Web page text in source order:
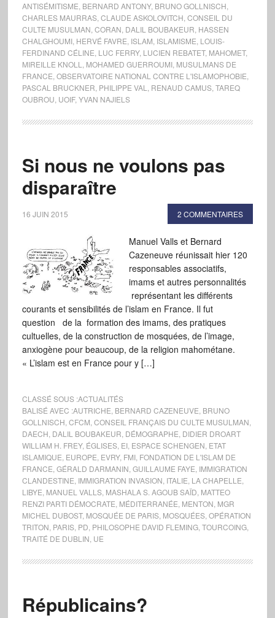
ANTISÉMITISME BERNARD ANTONY, BRUNO GOLLNISCH
CHARLES MAURRAS, CLAUDE ASKOLOVITCH CONSEIL DU
CULTE MUSULMAN CORAN DALIL BOUBAKEUR HASSEN
CHALGHOUMI, HERVÉ FAVRE ISLAM ISLAMISME LOUIS-
FERDINAND CÉLINE LUC FERRY, LUCIEN REBATET, MAHOMET,
MIREILLE KNOLL
MOHAMED GUERROUMI, MUSULMANS DE
FRANCE OBSERVATOIRE NATIONAL CONTRE L'ISLAMOPHOBIE
PASCAL BRUCKNER PHILIPPE VAL RENAUD CAMUS, TAREQ
OUBROU UOIF, YVAN NAJIELS
Si nous ne voulons pas
disparaître
16 JUIN 2015 2 COMMENTAIRES
Manuel Valls et Bernard
Cazeneuve réunissait hier 120
responsables associatifs,
imams et autres personnalités
représentant les différents
courants et sensibilités de l’islam en France. Il fut
question de la formation des imams, des pratiques
cultuelles, de la construction de mosquées, de l’image,
anxiogène pour beaucoup, de la religion mahométane.
« L’islam est en France pour y […]
CLASSÉ SOUS :ACTUALITÉS
BALISÉ AVEC :AUTRICHE BERNARD CAZENEUVE BRUNO
GOLLNISCH CFCM CONSEIL FRANÇAIS DU CULTE MUSULMAN
DAECH DALIL BOUBAKEUR DÉMOGRAPHE DIDIER DROART
WILLIAM H. FREY, ÉGLISES, EI, ESPACE SCHENGEN ETAT
ISLAMIQUE EUROPE EVRY, FMI, FONDATION DE L'ISLAM DE
FRANCE GÉRALD DARMANIN GUILLAUME FAYE IMMIGRATION
CLANDESTINE IMMIGRATION INVASION ITALIE LA CHAPELLE
LIBYE MANUEL VALLS, MASHALA S. AGOUB SAÏD MATTEO
RENZI PARTI DÉMOCRATE MÉDITERRANÉE MENTON MGR
MICHEL DUBOST, MOSQUÉE DE PARIS, MOSQUÉES, OPÉRATION
TRITON PARIS, PD PHILOSOPHE DAVID FLEMING, TOURCOING,
TRAITÉ DE DUBLIN UE
Républicains?